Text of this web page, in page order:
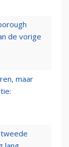
de vorige
maar